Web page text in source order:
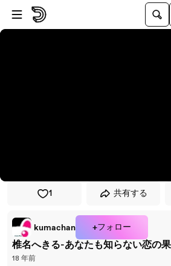
プレイヤーにスキップ
メインコンテンツにスキップ
1 共有する
kumachan +フォロー
椎名へきる-あなたも知らない恋の
18 年前